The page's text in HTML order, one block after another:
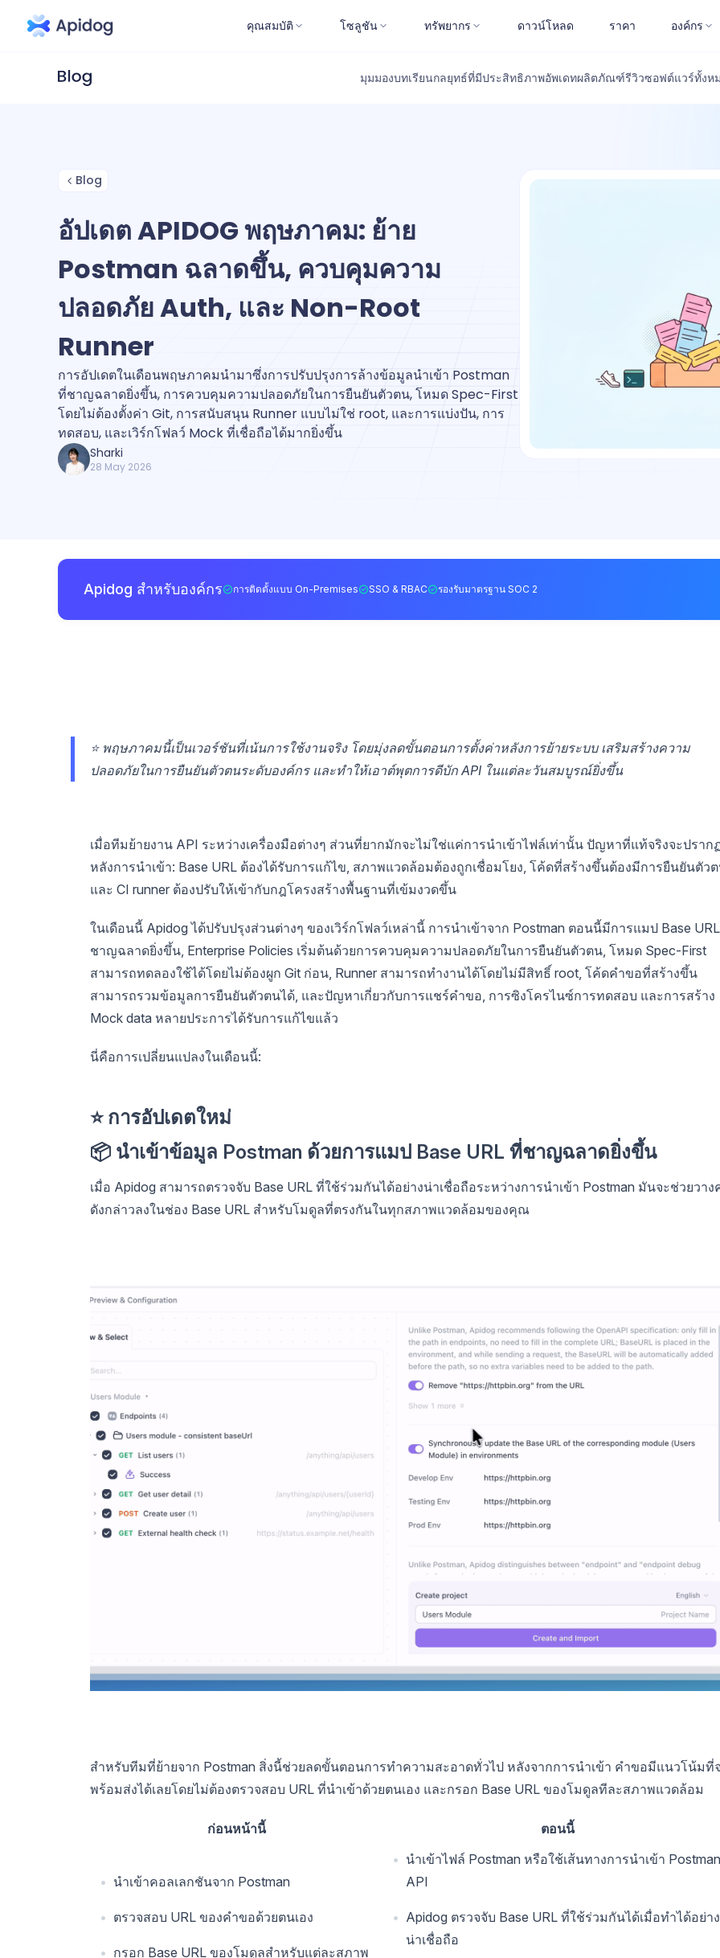
คุณสมบัติ โซลูชัน ทรัพยากร ดาวน์โหลด ราคา องค์กร
มุมมองบทเรียนกลยุทธ์ที่มีประสิทธิภาพอัพเดทผลิตภัณฑ์รีวิวซอฟต์แวร์ทั้งห
Blog
อัปเดต APIDOG พฤษภาคม: ย้าย
Postman ฉลาดขึ้น, ควบคุมความ
ปลอดภัย Auth, และ Non-Root
Runner
การอัปเดตในเดือนพฤษภาคมนำมาซึ่งการปรับปรุงการล้างข้อมูลนำเข้า Postman
ที่ชาญฉลาดยิ่งขึ้น, การควบคุมความปลอดภัยในการยืนยันตัวตน, โหมด Spec-First
โดยไม่ต้องตั้งค่า Git, การสนับสนุน Runner แบบไม่ใช่ root, และการแบ่งปัน, การ
ทดสอบ, และเวิร์กโฟลว์ Mock ที่เชื่อถือได้มากยิ่งขึ้น
Sharki
28 May 2026
Apidog สำหรับองค์กร การติดตั้งแบบ On-Premises SSO & RBAC รองรับมาตรฐาน SOC 2
⭐ พฤษภาคมนี้เป็นเวอร์ชันที่เน้นการใช้งานจริง โดยมุ่งลดขั้นตอนการตั้งค่าหลังการย้ายระบบ เสริมสร้างความ
ปลอดภัยในการยืนยันตัวตนระดับองค์กร และทำให้เอาต์พุตการดีบัก API ในแต่ละวันสมบูรณ์ยิ่งขึ้น
เมื่อทีมย้ายงาน API ระหว่างเครื่องมือต่างๆ ส่วนที่ยากมักจะไม่ใช่แค่การนำเข้าไฟล์เท่านั้น ปัญหาที่แท้จริงจะปราก
หลังการนำเข้า: Base URL ต้องได้รับการแก้ไข, สภาพแวดล้อมต้องถูกเชื่อมโยง, โค้ดที่สร้างขึ้นต้องมีการยืนยันตัว
และ CI runner ต้องปรับให้เข้ากับกฎโครงสร้างพื้นฐานที่เข้มงวดขึ้น
ในเดือนนี้ Apidog ได้ปรับปรุงส่วนต่างๆ ของเวิร์กโฟลว์เหล่านี้ การนำเข้าจาก Postman ตอนนี้มีการแมป Base
ชาญฉลาดยิ่งขึ้น, Enterprise Policies เริ่มต้นด้วยการควบคุมความปลอดภัยในการยืนยันตัวตน, โหมด Spec-First
สามารถทดลองใช้ได้โดยไม่ต้องผูก Git ก่อน, Runner สามารถทำงานได้โดยไม่มีสิทธิ์ root, โค้ดคำขอที่สร้างขึ้น
สามารถรวมข้อมูลการยืนยันตัวตนได้, และปัญหาเกี่ยวกับการแชร์คำขอ, การซิงโครไนซ์การทดสอบ และการสร้าง
Mock data หลายประการได้รับการแก้ไขแล้ว
นี่คือการเปลี่ยนแปลงในเดือนนี้:
⭐ การอัปเดตใหม่
📦 นำเข้าข้อมูล Postman ด้วยการแมป Base URL ที่ชาญฉลาดยิ่งขึ้น
เมื่อ Apidog สามารถตรวจจับ Base URL ที่ใช้ร่วมกันได้อย่างน่าเชื่อถือระหว่างการนำเข้า Postman มันจะช่วยวาง
ดังกล่าวลงในช่อง Base URL สำหรับโมดูลที่ตรงกันในทุกสภาพแวดล้อมของคุณ
สำหรับทีมที่ย้ายจาก Postman สิ่งนี้ช่วยลดขั้นตอนการทำความสะอาดทั่วไป หลังจากการนำเข้า คำขอมีแนวโน้มที่
พร้อมส่งได้เลยโดยไม่ต้องตรวจสอบ URL ที่นำเข้าด้วยตนเอง และกรอก Base URL ของโมดูลทีละสภาพแวดล้อม
ก่อนหน้านี้ ตอนนี้
นำเข้าคอลเลกชันจาก Postman
ตรวจสอบ URL ของคำขอด้วยตนเอง
กรอก Base URL ของโมดูลสำหรับแต่ละสภาพ
นำเข้าไฟล์ Postman หรือใช้เส้นทางการนำเข้า Postman
API
Apidog ตรวจจับ Base URL ที่ใช้ร่วมกันได้เมื่อทำได้อย่าง
น่าเชื่อถือ